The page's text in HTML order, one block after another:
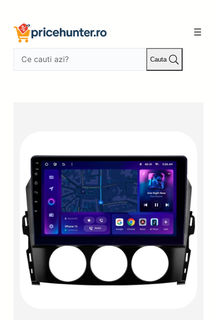
conținut
Cauta